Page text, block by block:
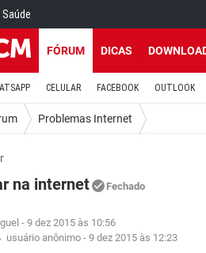
Saúde
FÓRUM DICAS
CELULAR FACEBOOK OUTLOOK
Problemas Internet
na internet Fechado
- 9 dez 2015 às 10:56
usuário anônimo - 9 dez 2015 às 12:23